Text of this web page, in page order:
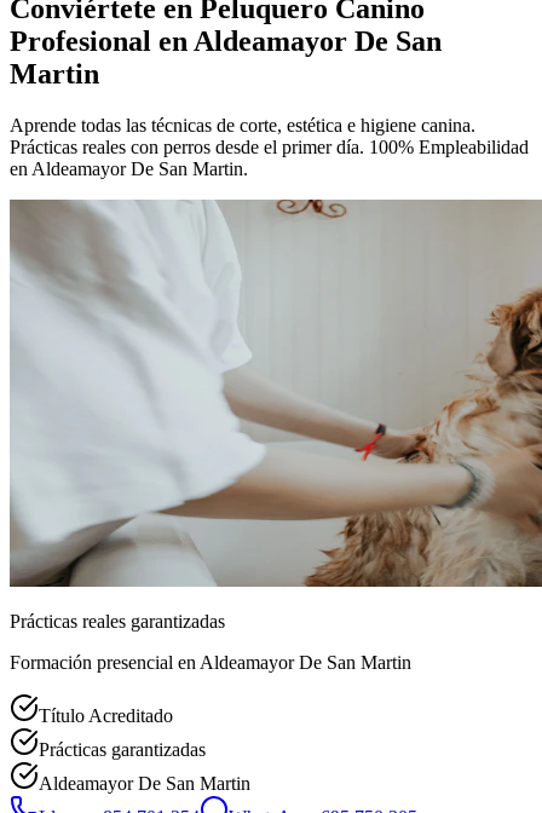
Conviértete en Peluquero Canino
Profesional en Aldeamayor De San
Martin
Aprende todas las técnicas de corte, estética e higiene canina.
Prácticas reales con perros desde el primer día. 100% Empleabilidad
en Aldeamayor De San Martin.
Prácticas reales garantizadas
Formación presencial en Aldeamayor De San Martin
Título Acreditado
Prácticas garantizadas
Aldeamayor De San Martin